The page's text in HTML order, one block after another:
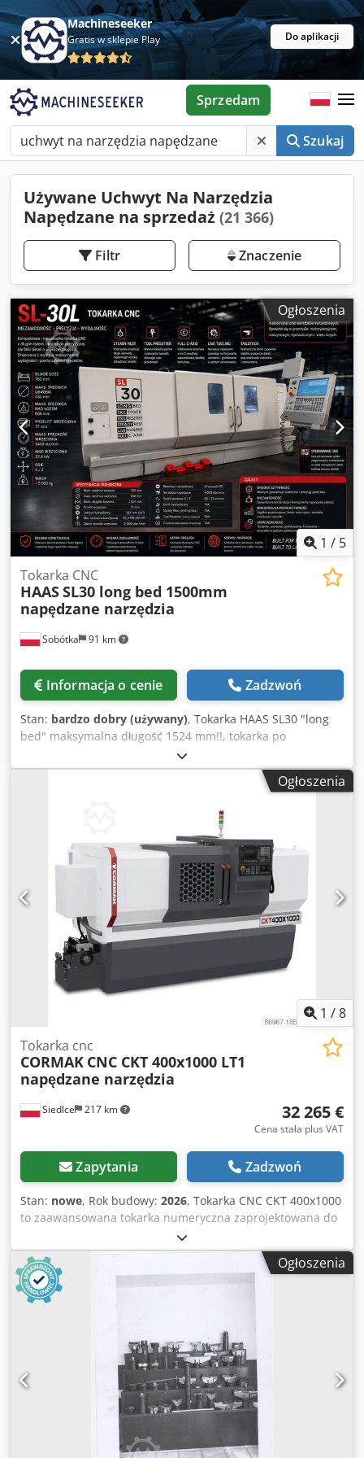
Machineseeker
Gratis w sklepie Play Do aplikacji
Szukaj
Sprzedam
Używane Uchwyt Na Narzędzia
Napędzane na sprzedaż (21 366)
Filtr Znaczenie
Ogłoszenia
1 / 5
Sobótka 91 km
Tokarka CNC
HAASSL30 long bed 1500mm
napędzane narzędzia
Informacja o cenie Zadzwoń
Stan: bardzo dobry (używany), Tokarka HAAS SL30 "long
bed" maksymalna długość 1524 mm!!, tokarka po
generalnym przeglądzie Dodatkowe wyposażenie: -
transporter wiórów, - sondę pomiarową. - napędzane
narzędzia Parametry: - maksymalna średnica toczenia : 762
wrzeciona : 22 kW - przelot wrzeciona : 77 mm - głowica
rewolwerowa 12 pozycji VDI Dwjdpfszq Uunsx Ap Ija
Numer telefonu kontaktowego: 793261177
Ogłoszenia
1 /8
Siedlce 217 km
Tokarka cnc
CORMAK CNC CKT 400x1000 LT1
napędzane narzędzia
32 265 €
Cena stała plus VAT
Zapytania Zadzwoń
Stan: nowe, Rok budowy: 2026, Tokarka CNC CKT 400x1000
to zaawansowana tokarka numeryczna zaprojektowana do
precyzyjnej obróbki detali metalowych w średnich i dużych
zakładach produkcyjnych. Wyposażona w sterowanie
Siemens Sinumerik 808D, oferuje niezawodność, wysoką
dokładność i łatwość obsługi, spełniając wymagania
nowoczesnych procesów przemysłowych. Główne atuty
Tokarka CNC do metalu CKT 400x1000 to profesjonalne
rozwiązanie dla przemysłu Jej kluczowe korzyści obejmują:
Wysoka precyzja obróbki: Maksymalna średnica toczenia
nad łożem 400 mm i nad suportem 210 mm, z minimalną
jednostką ustawień 0,001 mm na osiach X i Z Elastyczne
wrzeciono: Zakres prędkości 0-2000 obr/min, przelot
wrzeciona 52 mm (opcja 72 mm) oraz stożek MK6
Ogłoszenia